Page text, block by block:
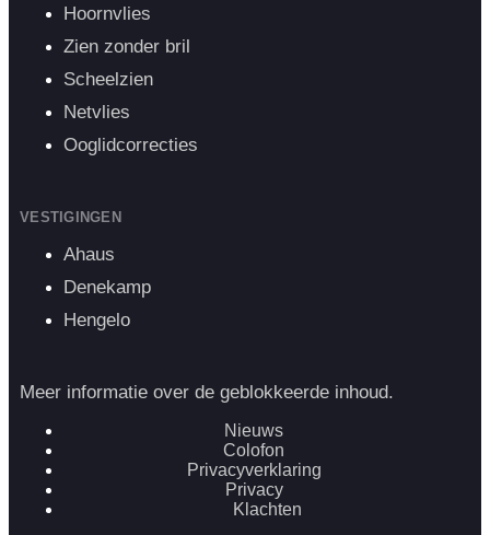
Hoornvlies
Zien zonder bril
Scheelzien
Netvlies
Ooglidcorrecties
VESTIGINGEN
Ahaus
Denekamp
Hengelo
Meer informatie over de geblokkeerde inhoud.
Nieuws
Colofon
Privacyverklaring
Privacy
Klachten